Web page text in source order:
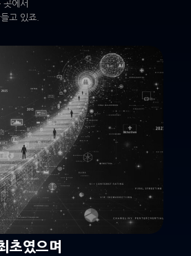
곳에서
고 있죠.
초였으며